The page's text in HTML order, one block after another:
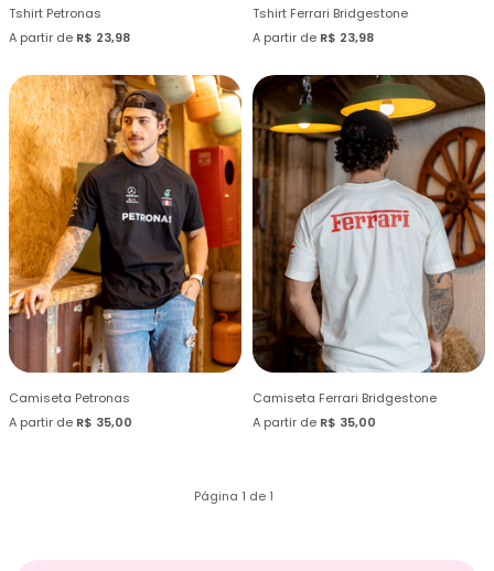
Tshirt Petronas
A partir de R$ 23,98
Tshirt Ferrari Bridgestone
A partir de R$ 23,98
Camiseta Petronas
A partir de R$ 35,00
Camiseta Ferrari Bridgestone
A partir de R$ 35,00
Página 1 de 1